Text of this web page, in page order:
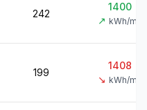
242
1400
↗ kWh/m²
199
1408
↘ kWh/m²